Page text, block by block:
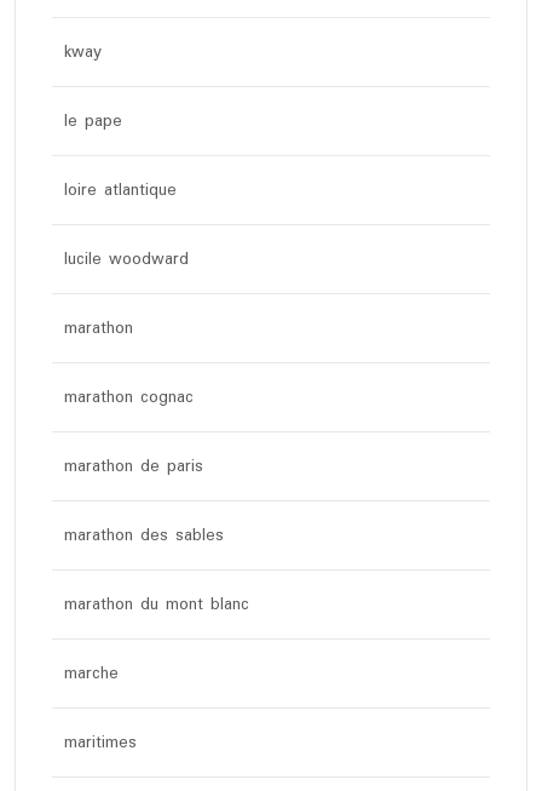
kway
le pape
loire atlantique
lucile woodward
marathon
marathon cognac
marathon de paris
marathon des sables
marathon du mont blanc
marche
maritimes